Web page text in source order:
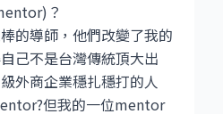
？
的導師，他們改變了我的
己不是台灣傳統頂大出
外商企業穩扎穩打的人
但我的一位mentor